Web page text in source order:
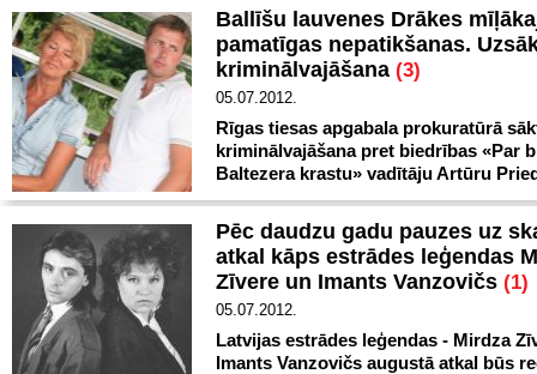
Ballīšu lauvenes Drākes
pamatīgas nepatikšanas.
kriminālvajāšana (3)
05.07.2012.
Rīgas tiesas apgabala prokuratūrā
kriminālvajāšana pret biedrības «Par
Baltezera krastu» vadītāju Artūru
Pēc daudzu gadu pauzes uz
atkal kāps estrādes leģendas
Zīvere un Imants Vanzovičs (1)
05.07.2012.
Latvijas estrādes leģendas - Mirdza
Imants Vanzovičs augustā atkal būs